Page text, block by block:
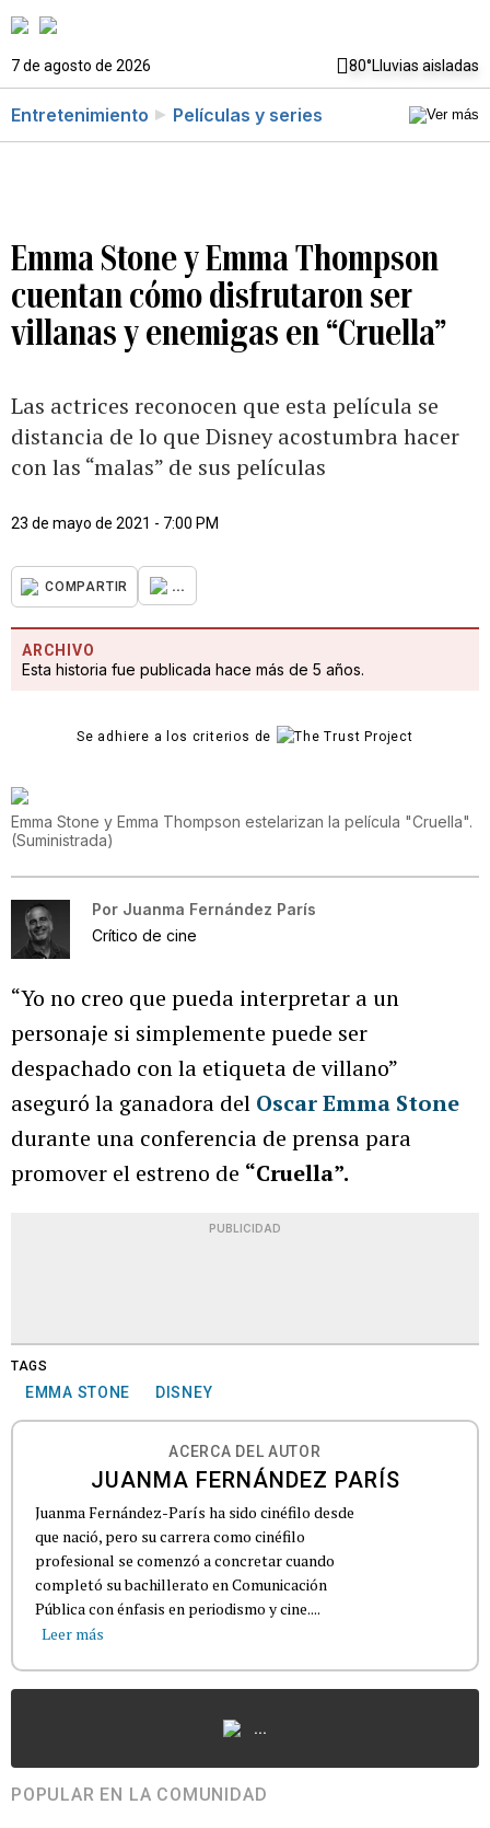
7 de agosto de 2026 80°Lluvias aisladas
Entretenimiento Películas y series
Emma Stone y Emma Thompson
cuentan cómo disfrutaron ser
villanas y enemigas en “Cruella”
Las actrices reconocen que esta película se
distancia de lo que Disney acostumbra hacer
con las “malas” de sus películas
23 de mayo de 2021 - 7:00 PM
COMPARTIR ...
ARCHIVO
Esta historia fue publicada hace más de 5 años.
Se adhiere a los criterios de
Emma Stone y Emma Thompson estelarizan la película "Cruella".
(Suministrada)
Por Juanma Fernández París
Crítico de cine
“Yo no creo que pueda interpretar a un
personaje si simplemente puede ser
despachado con la etiqueta de villano”
aseguró la ganadora del OscarEmma Stone
durante una conferencia de prensa para
promover el estreno de “Cruella”.
PUBLICIDAD
TAGS
EMMA STONE DISNEY
ACERCA DEL AUTOR
JUANMA FERNÁNDEZ PARÍS
Juanma Fernández-París ha sido cinéfilo desde
que nació, pero su carrera como cinéfilo
profesional se comenzó a concretar cuando
completó su bachillerato en Comunicación
Pública con énfasis en periodismo y cine....
Leer más
...
POPULAR EN LA COMUNIDAD